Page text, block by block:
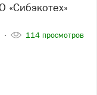
114 просмотров